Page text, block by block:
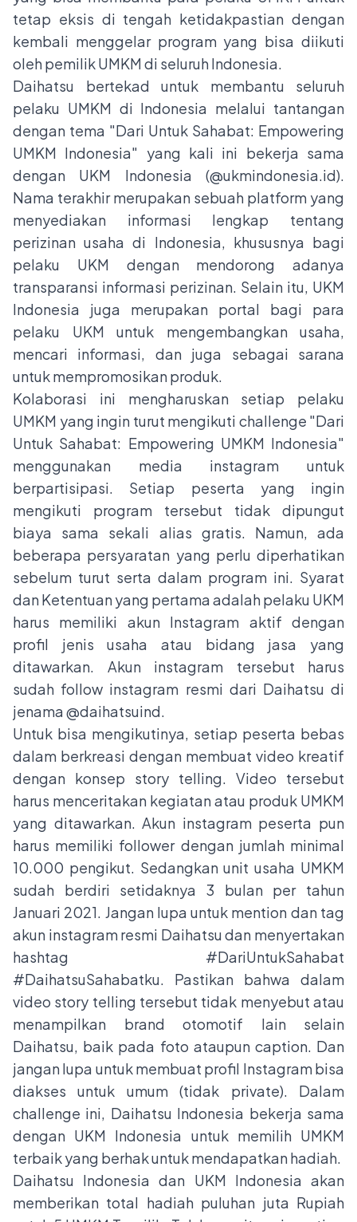
tetap eksis di tengah ketidakpastian dengan
kembali menggelar program yang bisa diikuti
oleh pemilik UMKM di seluruh Indonesia.
Daihatsu bertekad untuk membantu seluruh
pelaku UMKM di Indonesia melalui tantangan
dengan tema "Dari Untuk Sahabat: Empowering
UMKM Indonesia" yang kali ini bekerja sama
dengan UKM Indonesia (@ukmindonesia.id).
Nama terakhir merupakan sebuah platform yang
menyediakan informasi lengkap tentang
perizinan usaha di Indonesia, khususnya bagi
pelaku UKM dengan mendorong adanya
transparansi informasi perizinan. Selain itu, UKM
Indonesia juga merupakan portal bagi para
pelaku UKM untuk mengembangkan usaha,
mencari informasi, dan juga sebagai sarana
untuk mempromosikan produk.
Kolaborasi ini mengharuskan setiap pelaku
UMKM yang ingin turut mengikuti challenge "Dari
Untuk Sahabat: Empowering UMKM Indonesia"
menggunakan media instagram untuk
berpartisipasi. Setiap peserta yang ingin
mengikuti program tersebut tidak dipungut
biaya sama sekali alias gratis. Namun, ada
beberapa persyaratan yang perlu diperhatikan
sebelum turut serta dalam program ini. Syarat
dan Ketentuan yang pertama adalah pelaku UKM
harus memiliki akun Instagram aktif dengan
profil jenis usaha atau bidang jasa yang
ditawarkan. Akun instagram tersebut harus
sudah follow instagram resmi dari Daihatsu di
jenama@daihatsuind.
Untuk bisa mengikutinya, setiap peserta bebas
dalam berkreasi dengan membuat video kreatif
dengan konsep story telling. Video tersebut
harus menceritakan kegiatan atau produk UMKM
yang ditawarkan. Akun instagram peserta pun
harus memiliki follower dengan jumlah minimal
10.000 pengikut. Sedangkan unit usaha UMKM
sudah berdiri setidaknya 3 bulan per tahun
Januari 2021. Jangan lupa untuk mention dan tag
akun instagram resmi Daihatsu dan menyertakan
hashtag #DariUntukSahabat
#DaihatsuSahabatku. Pastikan bahwa dalam
video story telling tersebut tidak menyebut atau
menampilkan brand otomotif lain selain
Daihatsu, baik pada foto ataupun caption. Dan
jangan lupa untuk membuat profil Instagram bisa
diakses untuk umum (tidak private). Dalam
challenge ini, Daihatsu Indonesia bekerja sama
dengan UKM Indonesia untuk memilih UMKM
terbaik yang berhak untuk mendapatkan hadiah.
Daihatsu Indonesia dan UKM Indonesia akan
memberikan total hadiah puluhan juta Rupiah